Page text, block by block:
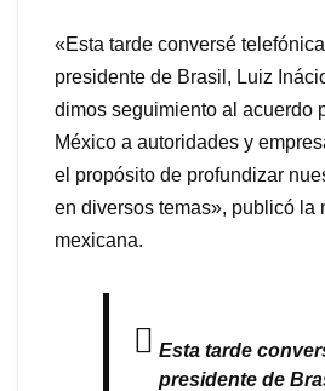
«Esta tarde conversé
presidente de Brasil, Luiz
dimos seguimiento al acuerdo
México a autoridades y
el propósito de profundizar
en diversos temas», publicó la
mexicana.
Esta tarde
presidente de